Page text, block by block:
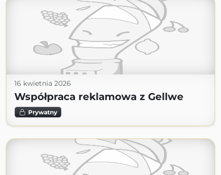
16 kwietnia 2026
Współpraca reklamowa z Gellwe
Prywatny